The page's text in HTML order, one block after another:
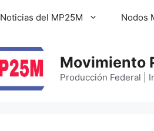
Noticias del MP25M Nodos
Movimiento
Producción Federal |